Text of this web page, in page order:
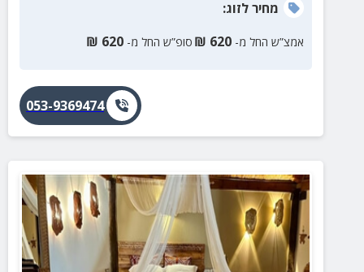
מחירלזוג:
אמצ”ש החל מ- 620
₪ סופ”ש החל מ- 620
₪
053-9369474